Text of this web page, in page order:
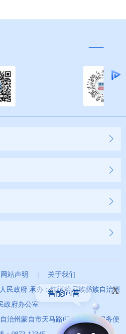
管理服务公开
厅
息公示
网站声明 | 关于我们
民政府 承办：红河哈尼族彝族自治州
政府办公室
治州蒙自市天马路67号 政务服务便
x